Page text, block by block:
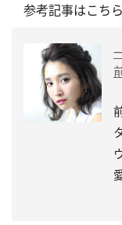
参考記事はこち